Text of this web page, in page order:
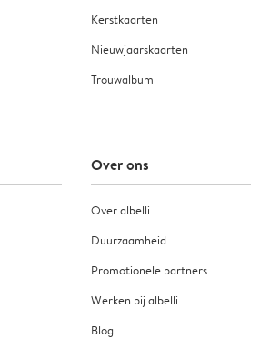
Kerstkaarten
Nieuwjaarskaarten
Trouwalbum
Over ons
Over albelli
Duurzaamheid
Promotionele partners
Werken bij albelli
Blog